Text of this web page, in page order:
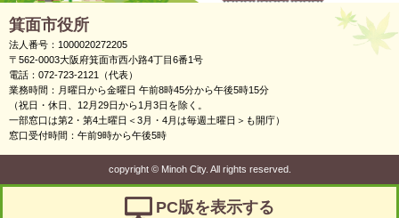
箕面市役所
法人番号：1000020272205
〒562-0003大阪府箕面市西小路4丁目6番1号
電話：072-723-2121（代表）
業務時間：月曜日から金曜日 午前8時45分から午後5時15分
（祝日・休日、12月29日から1月3日を除く。
一部窓口は第2・第4土曜日＜3月・4月は毎週土曜日＞も開庁）
窓口受付時間：午前9時から午後5時
copyright ©Minoh City. All rights reserved.
PC版を表示する